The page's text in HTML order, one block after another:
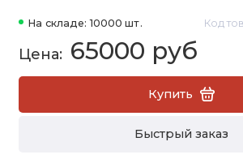
На складе: 10000 шт. Код
65000 руб
Купить
Быстрый заказ